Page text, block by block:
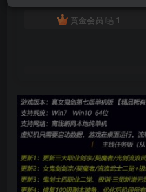
黄金会员
1